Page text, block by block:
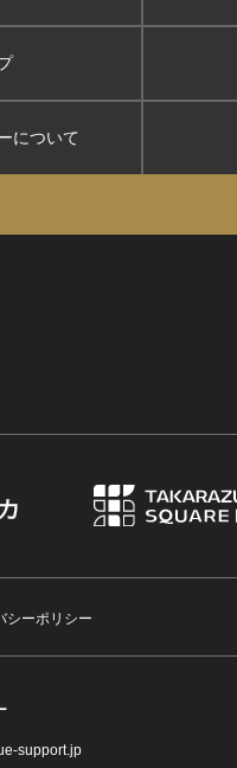
について
シーポリシー
support.jp